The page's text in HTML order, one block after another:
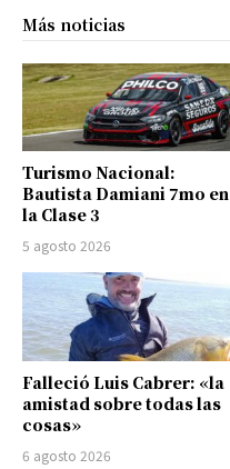
Más noticias
Turismo Nacional:
Bautista Damiani 7mo en
la Clase 3
5 agosto 2026
Falleció Luis Cabrer: «la
amistad sobre todas las
cosas»
6 agosto 2026